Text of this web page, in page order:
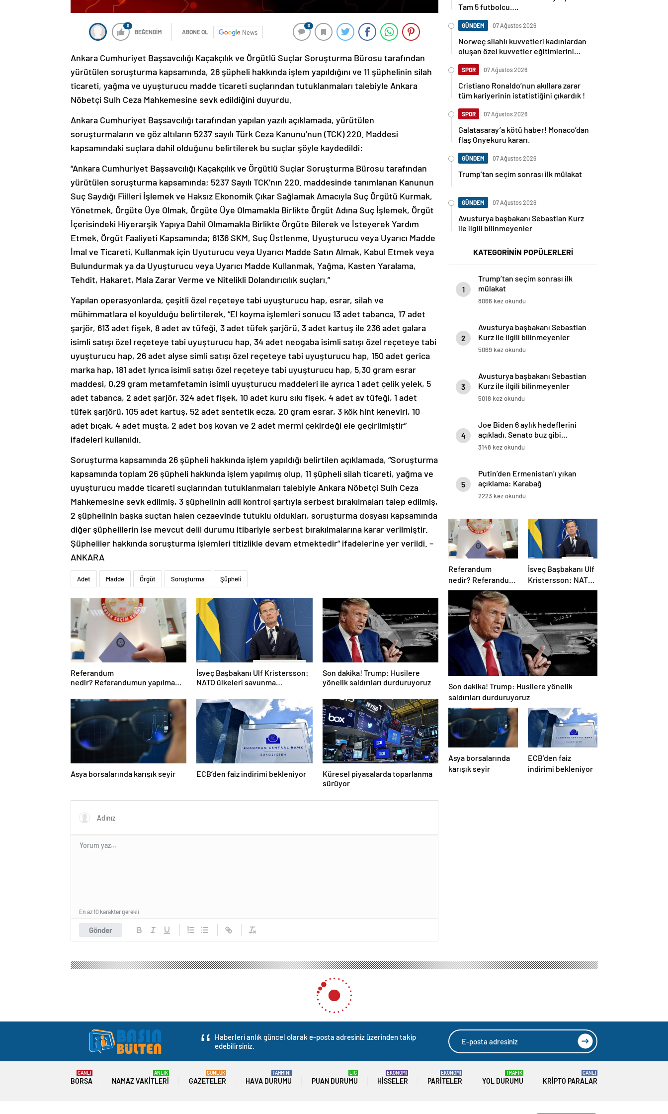
0
BEĞENDİM ABONE OL News
0
Ankara Cumhuriyet Başsavcılığı Kaçakçılık ve Örgütlü Suçlar Soruşturma Bürosu tarafından
yürütülen soruşturma kapsamında, 26 şüpheli hakkında işlem yapıldığını ve 11 şüphelinin silah
ticareti, yağma ve uyuşturucu madde ticareti suçlarından tutuklanmaları talebiyle Ankara
Nöbetçi Sulh Ceza Mahkemesine sevk edildiğini duyurdu.
Ankara Cumhuriyet Başsavcılığı tarafından yapılan yazılı açıklamada, yürütülen
soruşturmaların ve göz altıların 5237 sayılı Türk Ceza Kanunu’nun (TCK) 220. Maddesi
kapsamındaki suçlara dahil olduğunu belirtilerek bu suçlar şöyle kaydedildi:
“Ankara Cumhuriyet Başsavcılığı Kaçakçılık ve Örgütlü Suçlar Soruşturma Bürosu tarafından
yürütülen soruşturma kapsamında; 5237 Sayılı TCK’nın 220. maddesinde tanımlanan Kanunun
Suç Saydığı Fiilleri İşlemek ve Haksız Ekonomik Çıkar Sağlamak Amacıyla Suç Örgütü Kurmak,
Yönetmek, Örgüte Üye Olmak, Örgüte Üye Olmamakla Birlikte Örgüt Adına Suç İşlemek, Örgüt
İçerisindeki Hiyerarşik Yapıya Dahil Olmamakla Birlikte Örgüte Bilerek ve İsteyerek Yardım
Etmek, Örgüt Faaliyeti Kapsamında; 6136 SKM, Suç Üstlenme, Uyuşturucu veya Uyarıcı Madde
İmal ve Ticareti, Kullanmak için Uyuturucu veya Uyarıcı Madde Satın Almak, Kabul Etmek veya
Bulundurmak ya da Uyuşturucu veya Uyarıcı Madde Kullanmak, Yağma, Kasten Yaralama,
Tehdit, Hakaret, Mala Zarar Verme ve Nitelikli Dolandırıcılık suçları.”
Yapılan operasyonlarda, çeşitli özel reçeteye tabi uyuşturucu hap, esrar, silah ve
mühimmatlara el koyulduğu belirtilerek, “El koyma işlemleri sonucu 13 adet tabanca, 17 adet
şarjör, 613 adet fişek, 8 adet av tüfeği, 3 adet tüfek şarjörü, 3 adet kartuş ile 236 adet galara
isimli satışı özel reçeteye tabi uyuşturucu hap, 34 adet neogaba isimli satışı özel reçeteye tabi
uyuşturucu hap, 26 adet alyse simli satışı özel reçeteye tabi uyuşturucu hap, 150 adet gerica
marka hap, 181 adet lyrıca isimli satışı özel reçeteye tabi uyuşturucu hap, 5,30 gram esrar
maddesi, 0,29 gram metamfetamin isimli uyuşturucu maddeleri ile ayrıca 1 adet çelik yelek, 5
adet tabanca, 2 adet şarjör, 324 adet fişek, 10 adet kuru sıkı fişek, 4 adet av tüfeği, 1 adet
tüfek şarjörü, 105 adet kartuş, 52 adet sentetik ecza, 20 gram esrar, 3 kök hint keneviri, 10
adet bıçak, 4 adet muşta, 2 adet boş kovan ve 2 adet mermi çekirdeği ele geçirilmiştir”
ifadeleri kullanıldı.
Soruşturma kapsamında 26 şüpheli hakkında işlem yapıldığı belirtilen açıklamada, “Soruşturma
kapsamında toplam 26 şüpheli hakkında işlem yapılmış olup, 11 şüpheli silah ticareti, yağma ve
uyuşturucu madde ticareti suçlarından tutuklanmaları talebiyle Ankara Nöbetçi Sulh Ceza
Mahkemesine sevk edilmiş, 3 şüphelinin adli kontrol şartıyla serbest bırakılmaları talep edilmiş,
2 şüphelinin başka suçtan halen cezaevinde tutuklu oldukları, soruşturma dosyası kapsamında
diğer şüphelilerin ise mevcut delil durumu itibariyle serbest bırakılmalarına karar verilmiştir.
Şüpheliler hakkında soruşturma işlemleri titizlikle devam etmektedir” ifadelerine yer verildi. –
ANKARA
Adet Madde Örgüt Soruşturma Şüpheli
Referandum
nedir? Referandumun yapılma
İsveç Başbakanı Ulf Kristersson:
NATO ülkeleri savunma
Son dakika! Trump: Husilere
yönelik saldırıları durduruyoruz
Asya borsalarında karışık seyir ECB’den faiz indirimi bekleniyor
Küresel piyasalarda toparlanma
sürüyor
Gönder
En az 10 karakter gerekli
Tam 5 futbolcu….
GÜNDEM 07 Ağustos 2026
Norweç silahlı kuvvetleri kadınlardan
oluşan özel kuvvetler eğitimlerini
SPOR 07 Ağustos 2026
Cristiano Ronaldo’nun akıllara zarar
tüm kariyerinin istatistiğini çıkardık !
SPOR 07 Ağustos 2026
Galatasaray’a kötü haber! Monaco’dan
flaş Onyekuru kararı.
GÜNDEM 07 Ağustos 2026
Trump’tan seçim sonrası ilk mülakat
GÜNDEM 07 Ağustos 2026
Avusturya başbakanı Sebastian Kurz
ile ilgili bilinmeyenler
KATEGORİNİN POPÜLERLERİ
1
Trump’tan seçim sonrası ilk
mülakat
8066 kez okundu
2
Avusturya başbakanı Sebastian
Kurz ile ilgili bilinmeyenler
5069 kez okundu
3
Avusturya başbakanı Sebastian
Kurz ile ilgili bilinmeyenler
5018 kez okundu
4
Joe Biden 6 aylık hedeflerini
açıkladı. Senato buz gibi…
3148 kez okundu
5
Putin’den Ermenistan’ı yıkan
açıklama: Karabağ
Azerbaycan’ın ayrılmaz bir
2223 kez okundu
Referandum
nedir? Referandumun
yapılma nedenleri
İsveç Başbakanı Ulf
Kristersson: NATO
ülkeleri savunma
artıracak
Son dakika! Trump: Husilere yönelik
saldırıları durduruyoruz
Asya borsalarında
karışık seyir
ECB’den faiz
indirimi bekleniyor
Haberleri anlık güncel olarak e-posta adresiniz üzerinden takip
edebilirsiniz.
BORSA
CANLI
NAMAZ VAKITLERI
ANLIK
GAZETELER
GÜNLÜK
HAVA DURUMU
TAHMİNİ
PUAN DURUMU
LİG
HISSELER
EKONOMİ
PARITELER
EKONOMİ
YOL DURUMU
TRAFİK
KRIPTO PARALAR
CANLI